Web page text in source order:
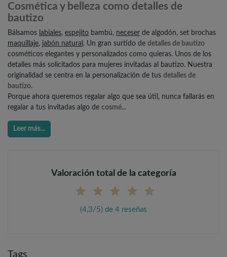
Tags
Cosmética y belleza como detalles de
bautizo
Bálsamos labiales, espejito bambú, neceser de algodón, set brochas
maquillaje, jabón natural . Un gran surtido de detalles de bautizo
cosméticos elegantes y personalizados como quieras. Unos de los
detalles más solicitados para mujeres invitadas al bautizo. Nuestra
originalidad se centra en la personalización de tus detalles de
bautizo.
Porque ahora queremos regalar algo que sea útil, nunca fallarás en
regalar a tus invitadas algo de cosmé...
Leer más...
Valoración total de la categoría
(4,3/5) de 4 reseñas